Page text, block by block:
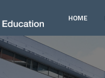
HOME